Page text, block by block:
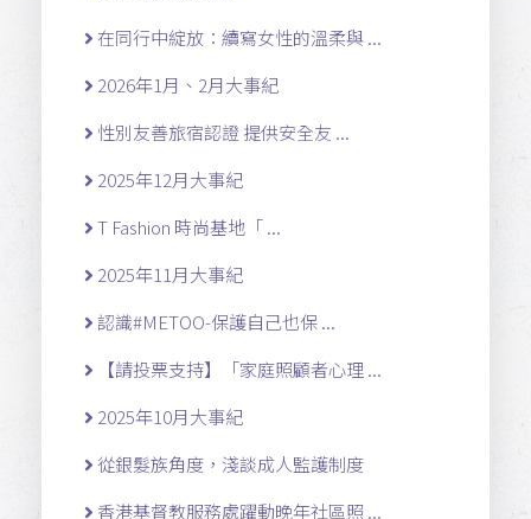
在同行中綻放：續寫女性的溫柔與 ...
2026年1月、2月大事紀
性別友善旅宿認證 提供安全友 ...
2025年12月大事紀
T Fashion 時尚基地「 ...
2025年11月大事紀
認識#METOO-保護自己也保 ...
【請投票支持】「家庭照顧者心理 ...
2025年10月大事紀
從銀髮族角度，淺談成人監護制度
香港基督教服務處躍動晚年社區照 ...